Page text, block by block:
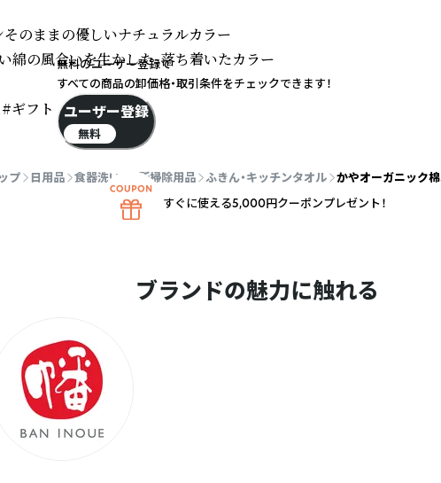
そのままの優しいナチュラルカラー
綿の風合いを生かした、落ち着いたカラー
ギフト
プ 日用品 食器洗い・台所掃除用品 ふきん・キッチンタオル かやオーガニック
ブランドの魅力に触れる
無料のユーザー登録で
すべての商品の卸価格・取引条件をチェックできます！
ユーザー登録
無料
すぐに使える5,000円クーポンプレゼント！